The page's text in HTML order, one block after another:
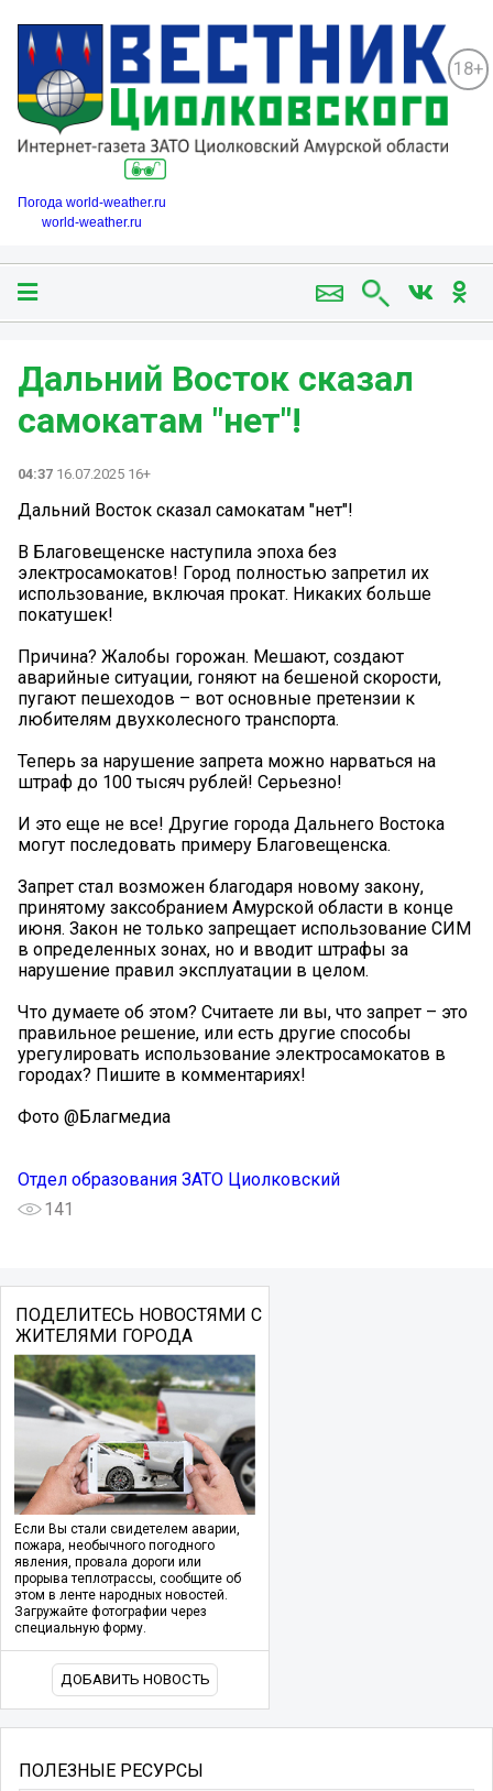
18+
Погода world-weather.ru
world-weather.ru
Дальний Восток сказал
самокатам "нет"!
04:37 16.07.2025 16+
Дальний Восток сказал самокатам "нет"!
В Благовещенске наступила эпоха без
электросамокатов! Город полностью запретил их
использование, включая прокат. Никаких больше
покатушек!
Причина? Жалобы горожан. Мешают, создают
аварийные ситуации, гоняют на бешеной скорости,
пугают пешеходов – вот основные претензии к
любителям двухколесного транспорта.
Теперь за нарушение запрета можно нарваться на
штраф до 100 тысяч рублей! Серьезно!
И это еще не все! Другие города Дальнего Востока
могут последовать примеру Благовещенска.
Запрет стал возможен благодаря новому закону,
принятому заксобранием Амурской области в конце
июня. Закон не только запрещает использование СИМ
в определенных зонах, но и вводит штрафы за
нарушение правил эксплуатации в целом.
Что думаете об этом? Считаете ли вы, что запрет – это
правильное решение, или есть другие способы
урегулировать использование электросамокатов в
городах? Пишите в комментариях!
Фото @Благмедиа
Отдел образования ЗАТО Циолковский
141
ПОДЕЛИТЕСЬ НОВОСТЯМИ С
ЖИТЕЛЯМИ ГОРОДА
Если Вы стали свидетелем аварии,
пожара, необычного погодного
явления, провала дороги или
прорыва теплотрассы, сообщите об
этом в ленте народных новостей.
Загружайте фотографии через
специальную форму.
ДОБАВИТЬ НОВОСТЬ
ПОЛЕЗНЫЕ РЕСУРСЫ